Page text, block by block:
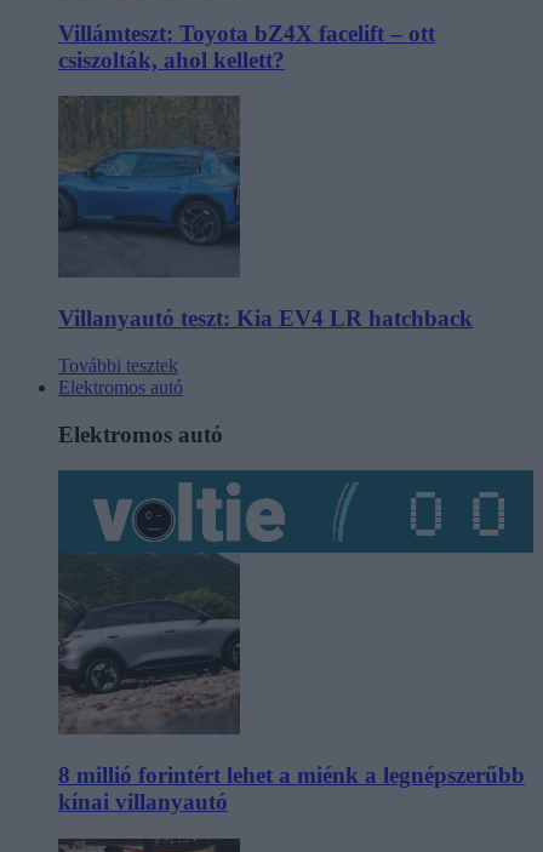
Villámteszt: Toyota bZ4X facelift – ott
csiszolták, ahol kellett?
Villanyautó teszt: Kia EV4 LR hatchback
További tesztek
Elektromos autó
Elektromos autó
8 millió forintért lehet a miénk a legnépszerűbb
kínai villanyautó